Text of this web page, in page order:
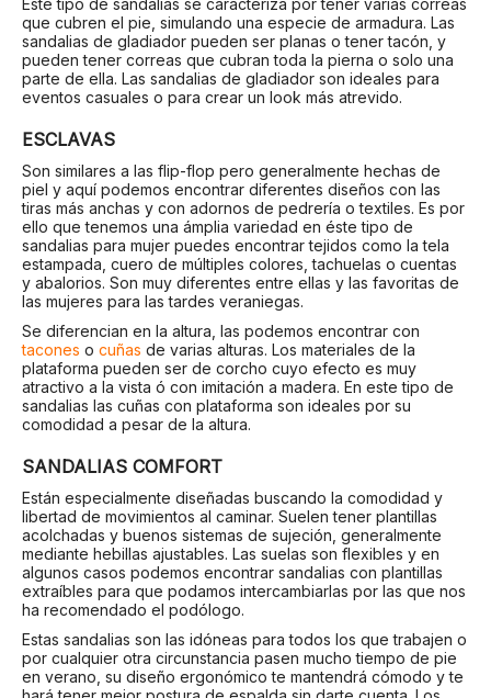
Este tipo de sandalias se caracteriza por tener varias correas
que cubren el pie, simulando una especie de armadura. Las
sandalias de gladiador pueden ser planas o tener tacón, y
pueden tener correas que cubran toda la pierna o solo una
parte de ella. Las sandalias de gladiador son ideales para
eventos casuales o para crear un look más atrevido.
ESCLAVAS
Son similares a las flip-flop pero generalmente hechas de
piel y aquí podemos encontrar diferentes diseños con las
tiras más anchas y con adornos de pedrería o textiles. Es por
ello que tenemos una ámplia variedad en éste tipo de
sandalias para mujer puedes encontrar tejidos como la tela
estampada, cuero de múltiples colores, tachuelas o cuentas
y abalorios. Son muy diferentes entre ellas y las favoritas de
las mujeres para las tardes veraniegas.
Se diferencian en la altura, las podemos encontrar con
tacones o cuñas de varias alturas. Los materiales de la
plataforma pueden ser de corcho cuyo efecto es muy
atractivo a la vista ó con imitación a madera. En este tipo de
sandalias las cuñas con plataforma son ideales por su
comodidad a pesar de la altura.
SANDALIAS COMFORT
Están especialmente diseñadas buscando la comodidad y
libertad de movimientos al caminar. Suelen tener plantillas
acolchadas y buenos sistemas de sujeción, generalmente
mediante hebillas ajustables. Las suelas son flexibles y en
algunos casos podemos encontrar sandalias con plantillas
extraíbles para que podamos intercambiarlas por las que nos
ha recomendado el podólogo.
Estas sandalias son las idóneas para todos los que trabajen o
por cualquier otra circunstancia pasen mucho tiempo de pie
en verano, su diseño ergonómico te mantendrá cómodo y te